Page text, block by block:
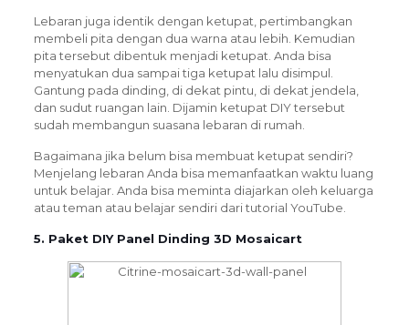
Lebaran juga identik dengan ketupat, pertimbangkan
membeli pita dengan dua warna atau lebih. Kemudian
pita tersebut dibentuk menjadi ketupat. Anda bisa
menyatukan dua sampai tiga ketupat lalu disimpul.
Gantung pada dinding, di dekat pintu, di dekat jendela,
dan sudut ruangan lain. Dijamin ketupat DIY tersebut
sudah membangun suasana lebaran di rumah.
Bagaimana jika belum bisa membuat ketupat sendiri?
Menjelang lebaran Anda bisa memanfaatkan waktu luang
untuk belajar. Anda bisa meminta diajarkan oleh keluarga
atau teman atau belajar sendiri dari tutorial YouTube.
5. Paket DIY Panel Dinding 3D Mosaicart